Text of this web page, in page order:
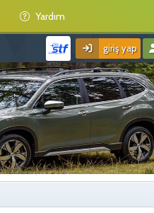
Yardım
giriş yap